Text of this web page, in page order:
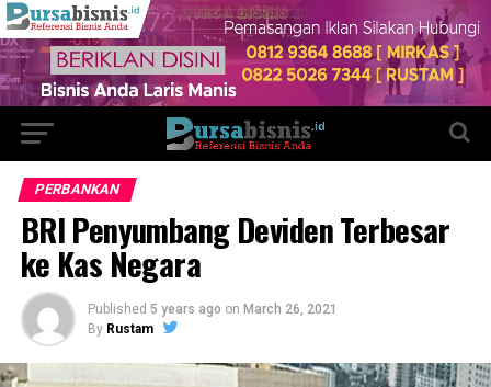
PERBANKAN
BRI Penyumbang Deviden Terbesar
ke Kas Negara
Published 5 years ago on March 26, 2021
By Rustam